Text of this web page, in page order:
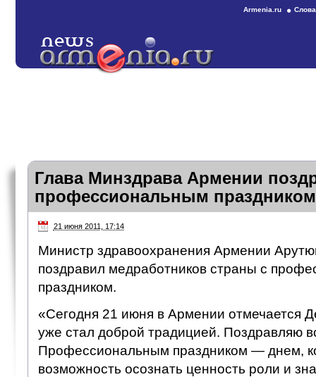
Armenia.ru
Глава Минздрава Армении
профессиональным праздником
21 июня 2011, 17:14
Министр здравоохранения Армении
поздравил медработников страны с
праздником.
«Сегодня 21 июня в Армении отмечается
уже стал доброй традицией. Поздравляю
Профессиональным праздником — днем,
возможность осознать ценность роли и